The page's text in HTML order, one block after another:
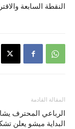
النقطة السابعة
المقالة القادمة
الرباعي المحترف
البداية ميشو يعلن